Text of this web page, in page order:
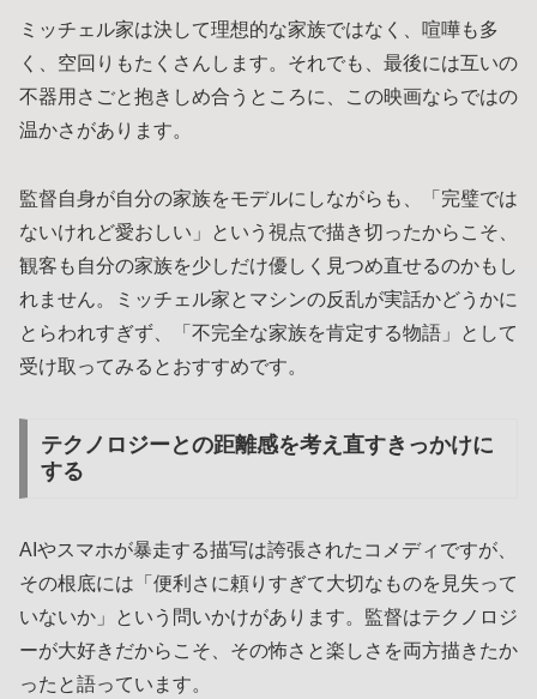
ミッチェル家は決して理想的な家族ではなく、喧嘩も多
く、空回りもたくさんします。それでも、最後には互いの
不器用さごと抱きしめ合うところに、この映画ならではの
温かさがあります。
監督自身が自分の家族をモデルにしながらも、「完璧では
ないけれど愛おしい」という視点で描き切ったからこそ、
観客も自分の家族を少しだけ優しく見つめ直せるのかもし
れません。ミッチェル家とマシンの反乱が実話かどうかに
とらわれすぎず、「不完全な家族を肯定する物語」として
受け取ってみるとおすすめです。
テクノロジーとの距離感を考え直すきっかけに
する
AIやスマホが暴走する描写は誇張されたコメディですが、
その根底には「便利さに頼りすぎて大切なものを見失って
いないか」という問いかけがあります。監督はテクノロジ
ーが大好きだからこそ、その怖さと楽しさを両方描きたか
ったと語っています。